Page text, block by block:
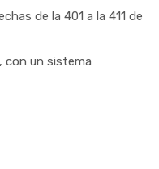
de la 401 a la 411 de
con un sistema